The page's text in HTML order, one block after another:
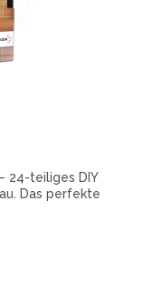
24-teiliges DIY
Das perfekte